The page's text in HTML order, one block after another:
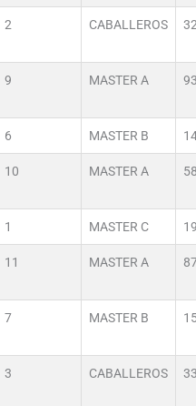
2 CABALLEROS
9 MASTER A
6 MASTER B
10 MASTER A
1 MASTER C
11 MASTER A
7 MASTER B
3 CABALLEROS